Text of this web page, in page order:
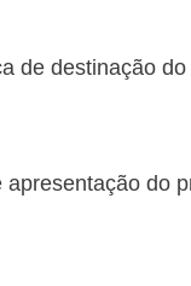
de destinação
do